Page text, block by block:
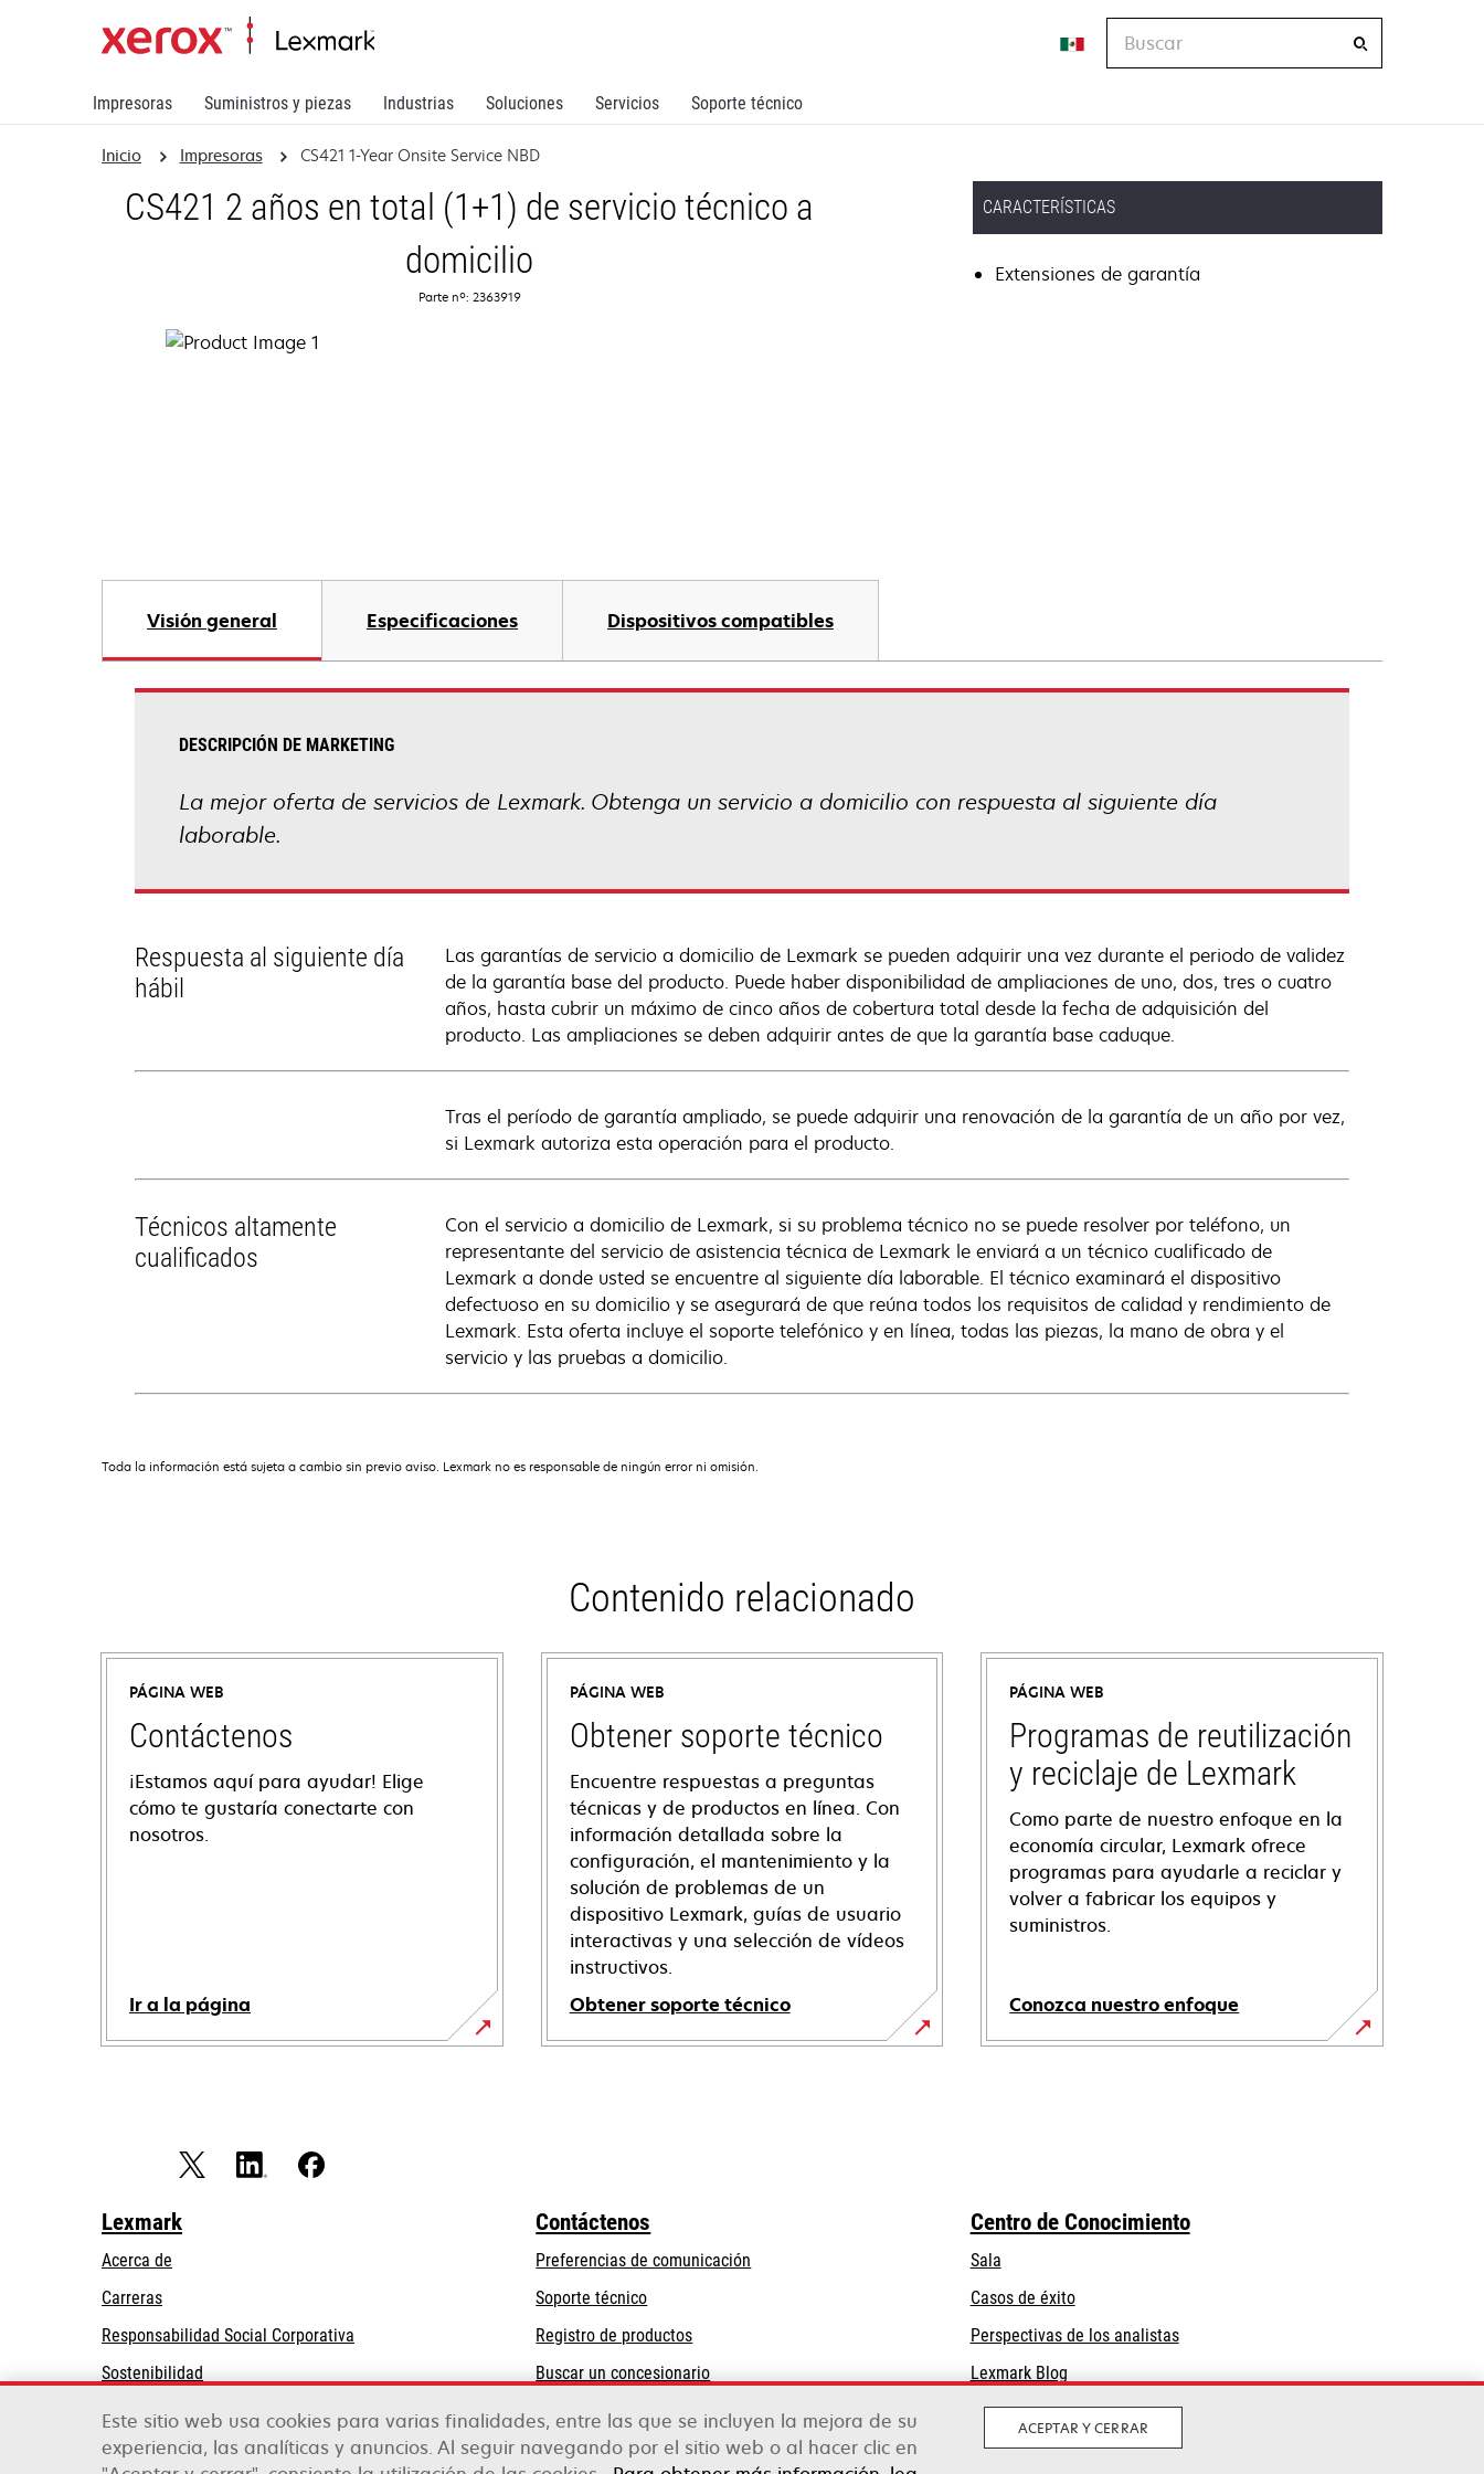
Impresoras Suministros y piezas Industrias Soluciones Servicios Soporte técnico
Inicio Impresoras CS421 1-Year Onsite Service NBD
CS421 2 años en total (1+1) de servicio técnico a
domicilio
Parte nº: 2363919
CARACTERÍSTICAS
Extensiones de garantía
Visión general Especificaciones Dispositivos compatibles
DESCRIPCIÓN DE MARKETING
La mejor oferta de servicios de Lexmark. Obtenga un servicio a domicilio con respuesta al siguiente día
laborable.
Respuesta al siguiente día
hábil
Las garantías de servicio a domicilio de Lexmark se pueden adquirir una vez durante el periodo de validez
de la garantía base del producto. Puede haber disponibilidad de ampliaciones de uno, dos, tres o cuatro
años, hasta cubrir un máximo de cinco años de cobertura total desde la fecha de adquisición del
producto. Las ampliaciones se deben adquirir antes de que la garantía base caduque.
Tras el período de garantía ampliado, se puede adquirir una renovación de la garantía de un año por vez,
si Lexmark autoriza esta operación para el producto.
Técnicos altamente
cualificados
Con el servicio a domicilio de Lexmark, si su problema técnico no se puede resolver por teléfono, un
representante del servicio de asistencia técnica de Lexmark le enviará a un técnico cualificado de
Lexmark a donde usted se encuentre al siguiente día laborable. El técnico examinará el dispositivo
defectuoso en su domicilio y se asegurará de que reúna todos los requisitos de calidad y rendimiento de
Lexmark. Esta oferta incluye el soporte telefónico y en línea, todas las piezas, la mano de obra y el
servicio y las pruebas a domicilio.
Toda la información está sujeta a cambio sin previo aviso. Lexmark no es responsable de ningún error ni omisión.
Contenido relacionado
PÁGINA WEB
Contáctenos
¡Estamos aquí para ayudar! Elige
cómo te gustaría conectarte con
nosotros.
Ir a la página
PÁGINA WEB
Obtener soporte técnico
Encuentre respuestas a preguntas
técnicas y de productos en línea. Con
información detallada sobre la
configuración, el mantenimiento y la
solución de problemas de un
dispositivo Lexmark, guías de usuario
interactivas y una selección de vídeos
instructivos.
Obtener soporte técnico
se
PÁGINA WEB
Programas de reutilización
y reciclaje de Lexmark
Como parte de nuestro enfoque en la
economía circular, Lexmark ofrece
programas para ayudarle a reciclar y
volver a fabricar los equipos y
suministros.
Conozca nuestro enfoque
Lexmark
Acerca de
Carreras
Responsabilidad Social Corporativa
en
una
pestaña
nueva
Sostenibilidad
Partners de Lexmark
Contáctenos
Preferencias de comunicación
Soporte técnicose
abre
en
una
nueva
Registro de productos
Buscar un concesionario
Centro de Conocimiento
Sala
Casos de éxito
Perspectivas de los analistas
Lexmark Blog
Este sitio web usa cookies para varias finalidades, entre las que se incluyen la mejora de su
experiencia, las analíticas y anuncios. Al seguir navegando por el sitio web o al hacer clic en
ACEPTAR Y CERRAR